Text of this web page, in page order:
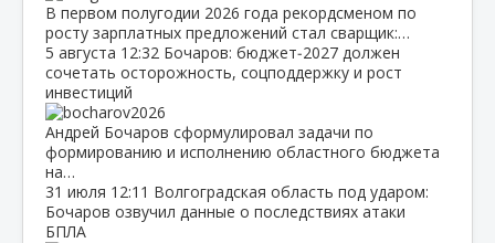
В первом полугодии 2026 года рекордсменом по
росту зарплатных предложений стал сварщик:…
5 августа 12:32 Бочаров: бюджет‑2027 должен
сочетать осторожность, соцподдержку и рост
инвестиций
Андрей Бочаров сформулировал задачи по
формированию и исполнению областного бюджета
на…
31 июля 12:11 Волгоградская область под ударом:
Бочаров озвучил данные о последствиях атаки
БПЛА